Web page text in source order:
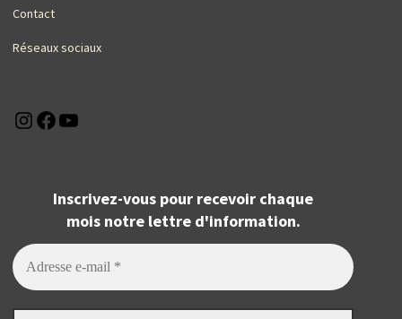
Contact
Réseaux sociaux
Instagram
Facebook
Inscrivez-vous pour recevoir chaque
mois notre lettre d'information.